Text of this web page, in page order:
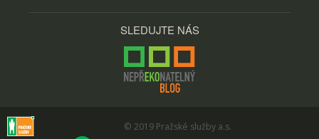
SLEDUJTE NÁS
© 2019 Pražské služby a.s.